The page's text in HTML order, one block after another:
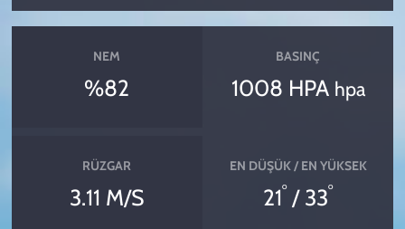
NEM
%82
BASINÇ
1008 HPA hpa
RÜZGAR
3.11 M/S
EN DÜŞÜK / EN YÜKSEK
21° / 33°